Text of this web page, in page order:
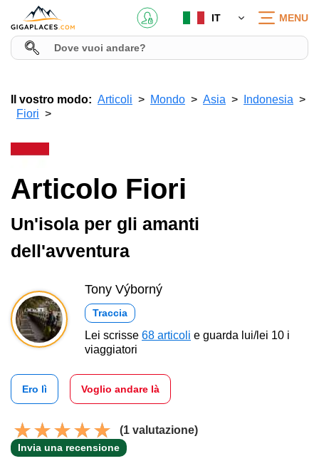
IT MENU
Il vostro modo: Articoli Mondo Asia
Indonesia
Fiori
Articolo Fiori
Un'isola per gli amanti
dell'avventura
Tony Výborný
Traccia
Lei scrisse 68 articoli e guarda lui/lei 10 i
viaggiatori
Ero lì Voglio andare là
(1 valutazione)
Invia una recensione